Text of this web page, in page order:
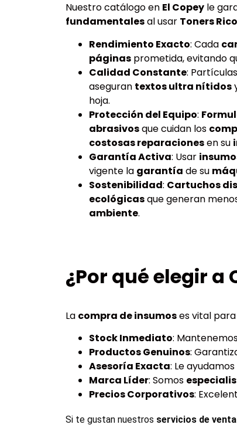
Nuestro catálogo en El Copey le
fundamentalesal usar Toners
Rendimiento Exacto: Cada
páginas prometida, evitando
Calidad Constante:
aseguran textos ultra nítidos
hoja.
Protección del Equipo:
abrasivosque cuidan los
costosas reparacionesen su
Garantía Activa: Usar
vigente la garantía de su
Sostenibilidad: Cartuchos
ecológicasque generan
ambiente.
¿Por qué elegir
La compra de insumoses vital para
Stock Inmediato:
Productos Genuinos:
Asesoría Exacta: Le
Marca Líder: Somos
Precios Corporativos:
Si te gustan nuestros servicios de venta